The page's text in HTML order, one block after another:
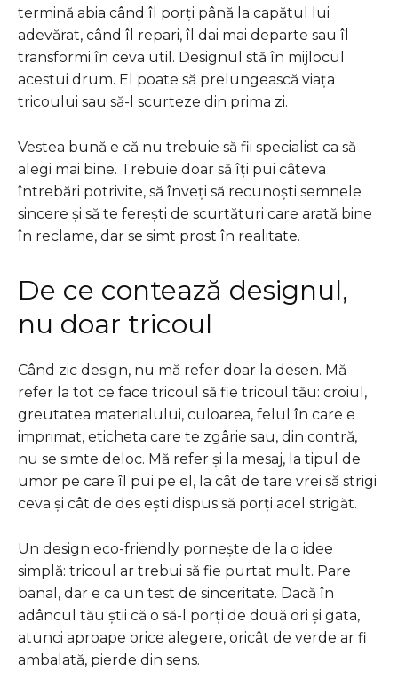
termină abia când îl porți până la capătul lui
adevărat, când îl repari, îl dai mai departe sau îl
transformi în ceva util. Designul stă în mijlocul
acestui drum. El poate să prelungească viața
tricoului sau să-l scurteze din prima zi.
Vestea bună e că nu trebuie să fii specialist ca să
alegi mai bine. Trebuie doar să îți pui câteva
întrebări potrivite, să înveți să recunoști semnele
sincere și să te ferești de scurtături care arată bine
în reclame, dar se simt prost în realitate.
De ce contează designul,
nu doar tricoul
Când zic design, nu mă refer doar la desen. Mă
refer la tot ce face tricoul să fie tricoul tău: croiul,
greutatea materialului, culoarea, felul în care e
imprimat, eticheta care te zgârie sau, din contră,
nu se simte deloc. Mă refer și la mesaj, la tipul de
umor pe care îl pui pe el, la cât de tare vrei să strigi
ceva și cât de des ești dispus să porți acel strigăt.
Un design eco-friendly pornește de la o idee
simplă: tricoul ar trebui să fie purtat mult. Pare
banal, dar e ca un test de sinceritate. Dacă în
adâncul tău știi că o să-l porți de două ori și gata,
atunci aproape orice alegere, oricât de verde ar fi
ambalată, pierde din sens.